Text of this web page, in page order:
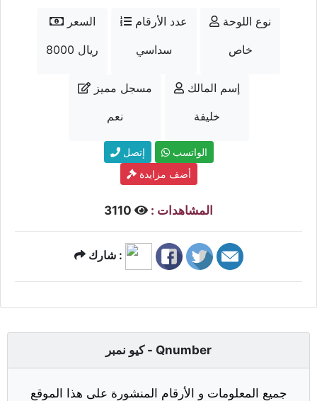
السعر
8000 ريال
عدد الأرقام
سداسي
نوع اللوحة
خاص
مسجل مميز
نعم
إسم المالك
خليفة
إتصل
الواتسب
أضف مزايدة
المشاهدات :
شارك :
كيو نمبر - Qnumber
جميع المعلومات و الأرقام المنشورة على هذا الموقع